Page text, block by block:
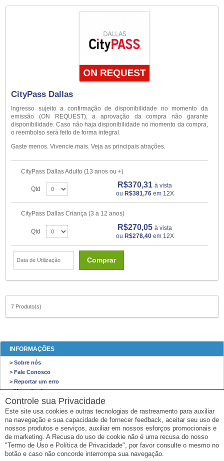
CityPass Dallas
Ingresso sujeito a confirmação de disponibilidade no momento da
emissão (ON REQUEST), a aprovação da compra não garante
disponibilidade. Caso não haja disponibilidade no momento da compra,
o reembolso será feito de forma integral.
Gaste menos. Vivencie mais. Veja as principais atrações.
CityPass Dallas Adulto (13 anos ou +)
Qtd R$370,31à vista
ou R$381,76em 12X
CityPass Dallas Criança (3 a 12 anos)
Qtd R$270,05à vista
ou R$278,40em 12X
Comprar
7 Produto(s)
INFORMAÇÕES
> Sobre nós
> Fale Conosco
> Reportar um erro
> Mapa do site
É ISSO VIAGENS
É ISSO Viagens
Av Nossa Senhora de Copacabana, Copacabana - Rio de Janeiro/Rio de Janeiro
Email: faleconosco@eissoviagens.com
CNPJ: 26.466.571/0001-00
Controle sua Privacidade
Este site usa cookies e outras tecnologias de rastreamento para auxiliar
na navegação e sua capacidade de fornecer feedback, aceitar seu uso de
nossos produtos e serviços, auxiliar em nossos esforços promocionais e
de marketing. A Recusa do uso de cookie não é uma recusa do nosso
"Termo de Uso e Política de Privacidade", por favor consulte o mesmo no
botão e caso não concorde interrompa sua navegação.